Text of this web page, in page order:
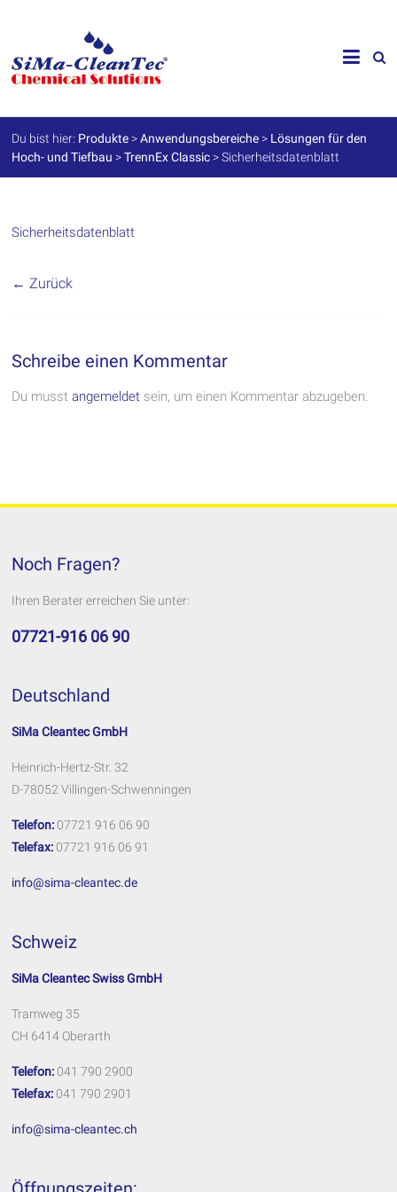
SiMa-
Cleantec
GmbH
Spezialprodukte
für
Werterhalt
Du bist hier: Produkte >Anwendungsbereiche > Lösungen für den
Hoch- und Tiefbau >TrennEx Classic >Sicherheitsdatenblatt
Sicherheitsdatenblatt
← Zurück
Schreibe einen Kommentar
Du musstangemeldet sein, um einen Kommentar abzugeben.
Noch Fragen?
Ihren Berater erreichen Sie unter:
07721-916 06 90
Deutschland
SiMa Cleantec GmbH
Heinrich-Hertz-Str. 32
D-78052 Villingen-Schwenningen
Telefon: 07721 916 06 90
Telefax: 07721 916 06 91
info@sima-cleantec.de
Schweiz
SiMa Cleantec Swiss GmbH
Tramweg 35
CH 6414 Oberarth
Telefon: 041 790 2900
Telefax: 041 790 2901
info@sima-cleantec.ch